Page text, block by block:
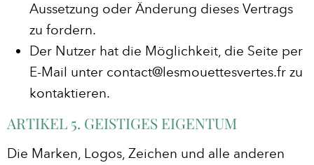
Aussetzung oder Änderung dieses Vertrags
zu fordern.
Der Nutzer hat die Möglichkeit, die Seite per
E-Mail unter contact@lesmouettesvertes.fr zu
kontaktieren.
ARTIKEL 5. GEISTIGES EIGENTUM
Die Marken, Logos, Zeichen und alle anderen